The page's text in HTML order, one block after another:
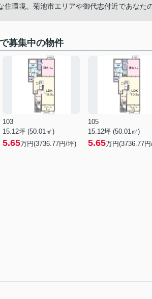
住環境。菊池市エリアや御代志付近であなた
募集中の物件
103
15.12坪 (50.01㎡)
5.65万円(3736.77円/坪)
105
15.12坪 (50.01㎡)
5.65万円(3736.77